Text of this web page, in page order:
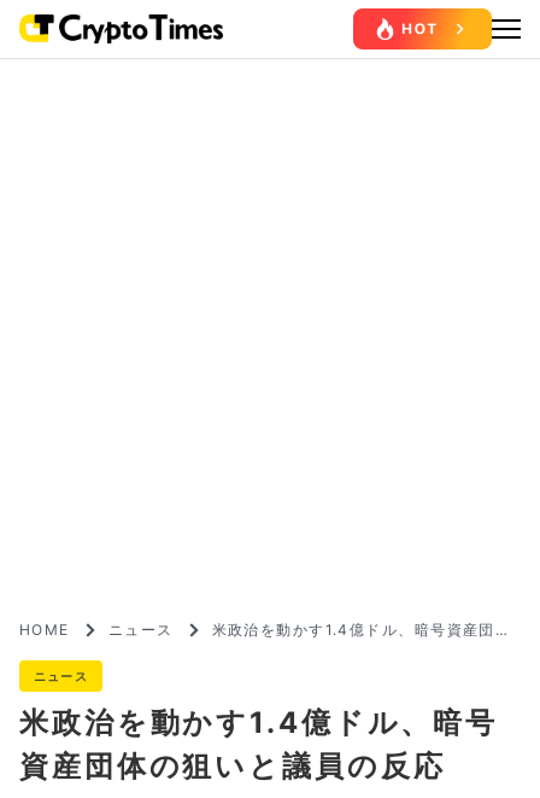
HOME ニュース
米政治を動かす1.4億ドル、暗号資産団体
ニュース
米政治を動かす1.4億ドル、暗号
資産団体の狙いと議員の反応